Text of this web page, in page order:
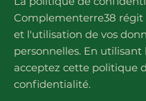
Complementerre38 régit
et l'utilisation de vos
personnelles. En utilisant
acceptez cette politique
confidentialité.